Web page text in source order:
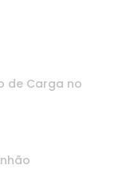
de Carga no